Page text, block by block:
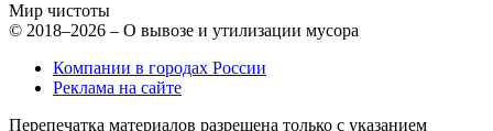
Мир чистоты
© 2018–2026 – О вывозе и утилизации мусора
Компании в городах России
Реклама на сайте
Перепечатка материалов разрешена только с указанием